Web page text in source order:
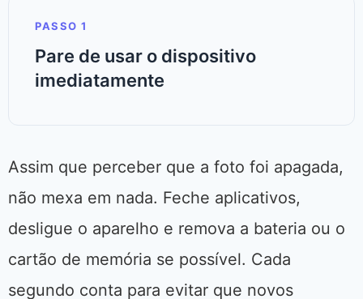
PASSO 1
Pare de usar o dispositivo
imediatamente
Assim que perceber que a foto foi apagada,
não mexa em nada. Feche aplicativos,
desligue o aparelho e remova a bateria ou o
cartão de memória se possível. Cada
segundo conta para evitar que novos